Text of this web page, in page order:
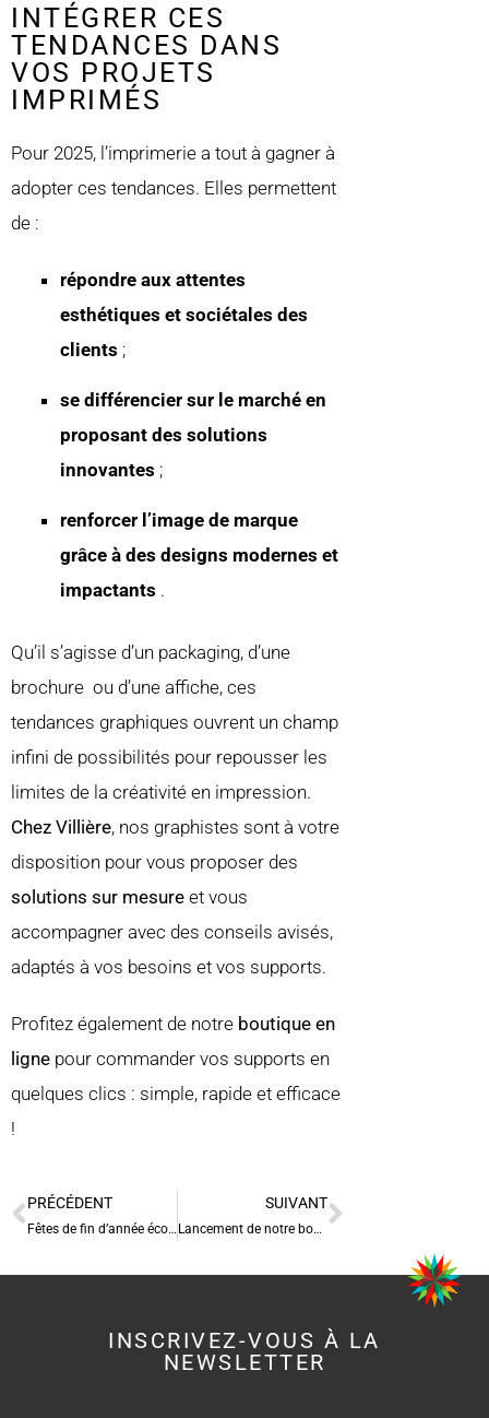
INTÉGRER CES
TENDANCES DANS
VOS PROJETS
IMPRIMÉS
Pour 2025, l’imprimerie a tout à gagner à
adopter ces tendances. Elles permettent
de :
répondre aux attentes
esthétiques et sociétales des
clients ;
se différencier sur le marché en
proposant des solutions
innovantes ;
renforcer l’image de marque
grâce à des designs modernes et
impactants .
Qu’il s’agisse d’un packaging, d’une
brochure ou d’une affiche, ces
tendances graphiques ouvrent un champ
infini de possibilités pour repousser les
limites de la créativité en impression.
Chez Villière, nos graphistes sont à votre
disposition pour vous proposer des
solutions sur mesure et vous
accompagner avec des conseils avisés,
adaptés à vos besoins et vos supports.
Profitez également de notre boutique en
ligne pour commander vos supports en
quelques clics : simple, rapide et efficace
!
PRÉCÉDENT
Fêtes de fin d’année écoresponsables
SUIVANT
Lancement de notre boutique en ligne
INSCRIVEZ-VOUS À LA
NEWSLETTER